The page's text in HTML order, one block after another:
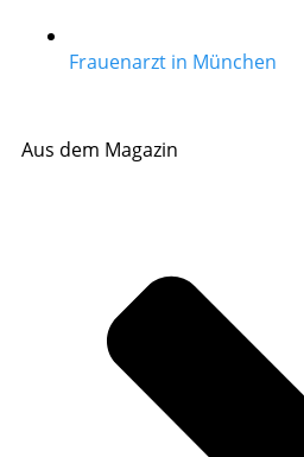
Frauenarzt in München
Aus dem Magazin